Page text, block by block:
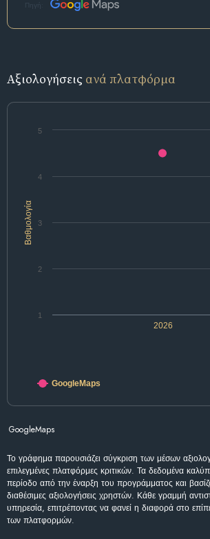
Πηγή:
Αξιολογήσεις ανά πλατφόρμα
Βαθμολογία
2026
1
2
3
4
5
GoogleMaps
GoogleMaps
Το γράφημα παρουσιάζει σύγκριση των μέσων
επιλεγμένες πλατφόρμες κριτικών. Τα δεδομένα
περίοδο από την έναρξη του προγράμματος και
διαθέσιμες αξιολογήσεις χρηστών. Κάθε γραμμή
υπηρεσία, επιτρέποντας να φανεί η διαφορά στο
των πλατφορμών.